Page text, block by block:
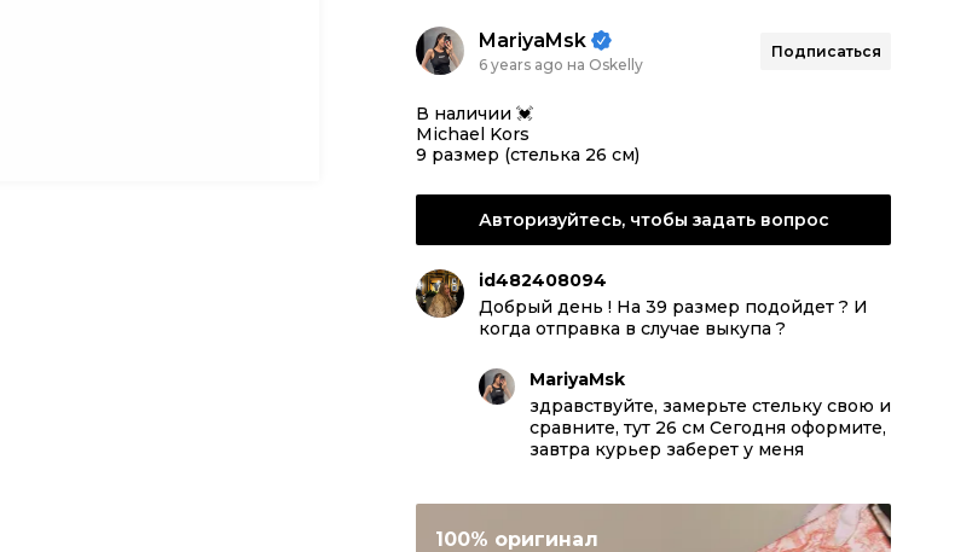
MariyaMsk
6 years ago на Oskelly
Подписаться
В наличии 💓
Michael Kors
9 размер (стелька 26 см)
Авторизуйтесь, чтобы задать вопрос
id482408094
Добрый день ! На 39 размер подойдет ? И
когда отправка в случае выкупа ?
MariyaMsk
здравствуйте, замерьте стельку свою и
сравните, тут 26 см Сегодня оформите,
завтра курьер заберет у меня
100% оригинал